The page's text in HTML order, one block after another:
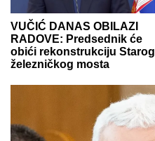
VUČIĆ DANAS OBILAZI
RADOVE: Predsednik će
obići rekonstrukciju Starog
železničkog mosta